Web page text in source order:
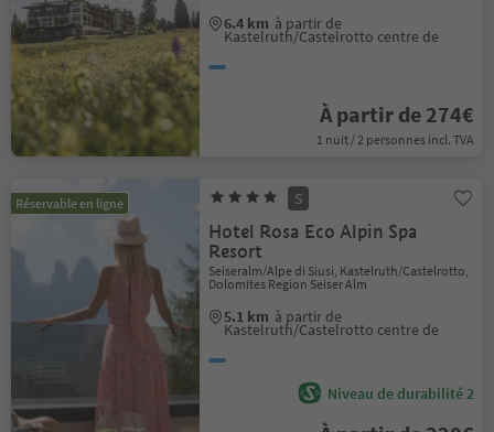
6.4 km à partir de
Kastelruth/Castelrotto centre de
À partir de 274€
1 nuit / 2 personnes incl. TVA
Réservable en ligne S
Hotel Rosa Eco Alpin Spa
Resort
Seiseralm/Alpe di Siusi, Kastelruth/Castelrotto,
Dolomites Region Seiser Alm
5.1 km à partir de
Kastelruth/Castelrotto centre de
Niveau de durabilité 2